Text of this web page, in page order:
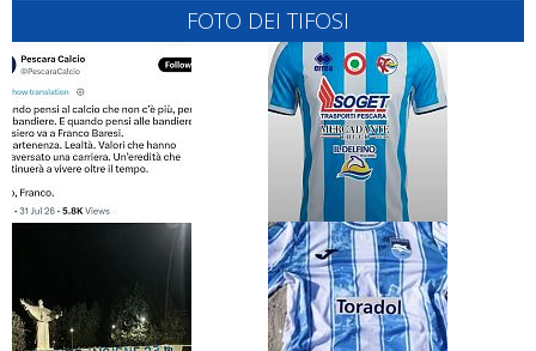
FOTO DEI TIFOSI